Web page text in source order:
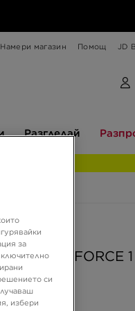
Намери магазин Помощ JD
Разгледай
AIR FORCE
за
си
избери